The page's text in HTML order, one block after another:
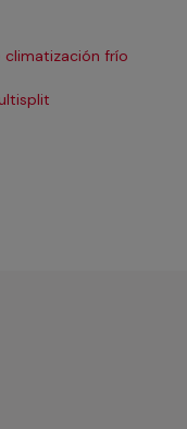
climatización frío